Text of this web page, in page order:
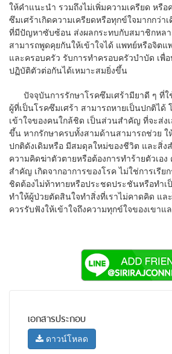
ให้คำแนะนำ รวมถึงไม่เพิ่มความเครียด หรื
ซึมเศร้าเกิดความเครียดหรือทุกข์ใจมากกว่า
ที่มีปัญหาซับซ้อน ส่งผลกระทบกับสมาชิกหล
สามารถพูดคุยกันให้เข้าใจได้ แพทย์หรือจิตแ
และครอบครัว รับการทำครอบครัวบำบัด เพื่
ปฏิบัติตัวต่อกันได้เหมาะสมยิ่งขึ้น
ปัจจุบันการรักษาโรคซึมเศร้ามียาดี ๆ ที่ใ
ผู้ที่เป็นโรคซึมเศร้า สามารถหายเป็นปกติได้
เข้าใจของคนใกล้ชิด เป็นส่วนสำคัญ ที่จะส่งเ
ขึ้น หากรักษาครบทั้งสามด้านสามารถช่วย ใ
ปกติดังเดิมหรือ มีสมดุลใหม่ของชีวิต และสิ่ง
ความคิดฆ่าตัวตายหรือต้องการทำร้ายตัวเอง
สำคัญ เกิดจากอาการของโรค ไม่ใช่การเรีย
ชิดต้องไม่ท้าทายหรือประชดประชันหรือทำเ
ทำให้ผู้ป่วยตัดสินใจทำสิ่งที่เราไม่คาดคิด แล
ควรรับฟังให้เข้าใจถึงความทุกข์ใจของเขาแ
เอกสารประกอบ
ดาวน์โหลด